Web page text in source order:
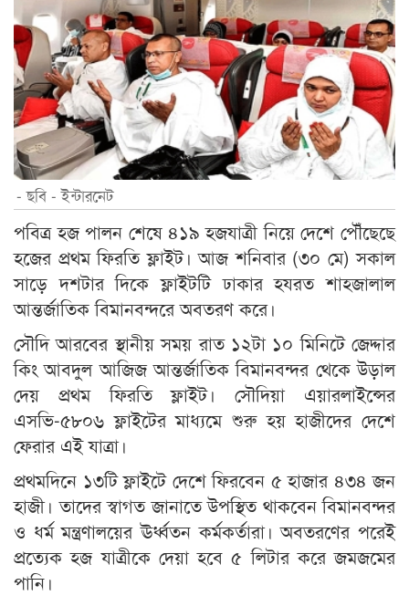
- ছবি - ইন্টারনেট
পবিত্র হজ পালন শেষে ৪১৯ হজযাত্রী নিয়ে দেশে পৌঁছেছে
হজের প্রথম ফিরতি ফ্লাইট। আজ শনিবার (৩০ মে) সকাল
সাড়ে দশটার দিকে ফ্লাইটটি ঢাকার হযরত শাহজালাল
আন্তর্জাতিক বিমানবন্দরে অবতরণ করে।
সৌদি আরবের স্থানীয় সময় রাত ১২টা ১০ মিনিটে জেদ্দার
কিং আবদুল আজিজ আন্তর্জাতিক বিমানবন্দর থেকে উড়াল
দেয় প্রথম ফিরতি ফ্লাইট। সৌদিয়া এয়ারলাইন্সের
এসভি-৫৮০৬ ফ্লাইটের মাধ্যমে শুরু হয় হাজীদের দেশে
ফেরার এই যাত্রা।
প্রথমদিনে ১৩টি ফ্লাইটে দেশে ফিরবেন ৫ হাজার ৪৩৪ জন
হাজী। তাদের স্বাগত জানাতে উপস্থিত থাকবেন বিমানবন্দর
ও ধর্ম মন্ত্রণালয়ের ঊর্ধ্বতন কর্মকর্তারা। অবতরণের পরেই
প্রত্যেক হজ যাত্রীকে দেয়া হবে ৫ লিটার করে জমজমের
পানি।